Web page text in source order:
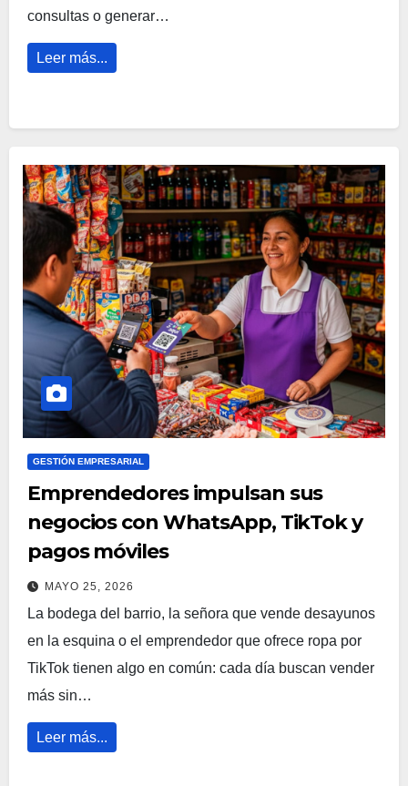
consultas o generar…
Leer más...
GESTIÓN EMPRESARIAL
Emprendedores impulsan sus
negocios con WhatsApp, TikTok y
pagos móviles
MAYO 25, 2026
La bodega del barrio, la señora que vende desayunos
en la esquina o el emprendedor que ofrece ropa por
TikTok tienen algo en común: cada día buscan vender
más sin…
Leer más...